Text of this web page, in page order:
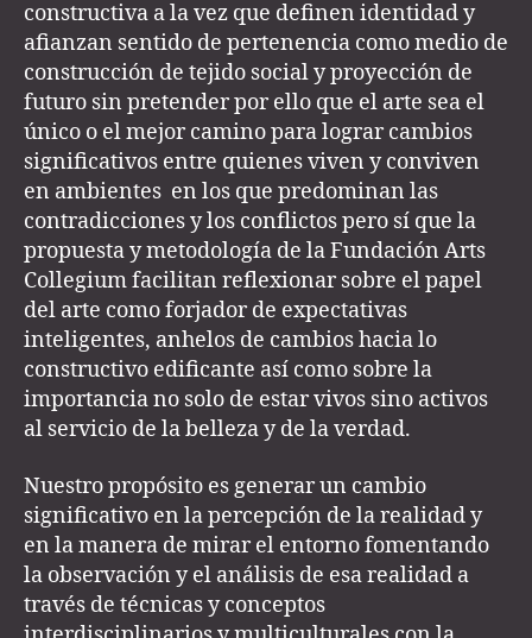
constructiva a la vez que definen identidad y
afianzan sentido de pertenencia como medio de
construcción de tejido social y proyección de
futuro sin pretender por ello que el arte sea el
único o el mejor camino para lograr cambios
significativos entre quienes viven y conviven
en ambientes en los que predominan las
contradicciones y los conflictos pero sí que la
propuesta y metodología de la Fundación Arts
Collegium facilitan reflexionar sobre el papel
del arte como forjador de expectativas
inteligentes, anhelos de cambios hacia lo
constructivo edificante así como sobre la
importancia no solo de estar vivos sino activos
al servicio de la belleza y de la verdad.
Nuestro propósito es generar un cambio
significativo en la percepción de la realidad y
en la manera de mirar el entorno fomentando
la observación y el análisis de esa realidad a
través de técnicas y conceptos